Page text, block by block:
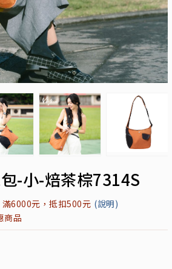
-小-焙茶棕7314S
6000元，抵扣500元 (說明)
商品